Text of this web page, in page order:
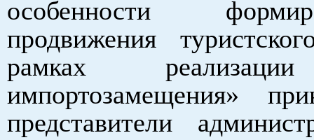
особенности
продвижения
рамках
импортозамещения»
представители